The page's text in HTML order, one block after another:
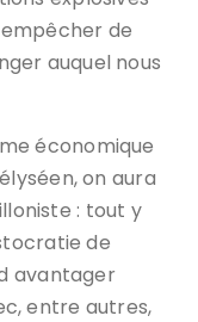
de
auquel nous
économique
on aura
: tout y
de
avantager
entre autres,